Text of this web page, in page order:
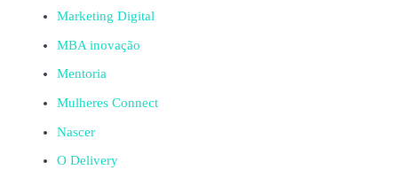
Marketing Digital
MBA inovação
Mentoria
Mulheres Connect
Nascer
O Delivery